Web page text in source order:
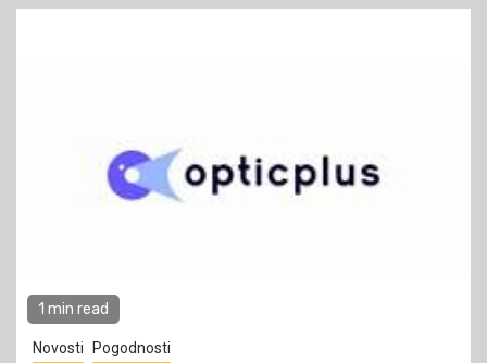
1 min read
Novosti Pogodnosti